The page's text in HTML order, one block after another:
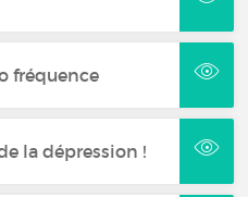
fréquence
la dépression !